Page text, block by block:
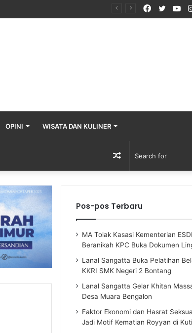
Twitter
Facebook
OPINI WISATA DAN KULINER
Random
Article
Pos-pos Terbaru
MA Tolak Kasasi Kementerian
Beranikah KPC Buka Dokumen
Lanal Sangatta Buka Pelatihan
KKRI SMK Negeri 2 Bontang
Lanal Sangatta Gelar Khitan
Desa Muara Bengalon
Faktor Ekonomi dan Hasrat
Jadi Motif Kematian Royyan di